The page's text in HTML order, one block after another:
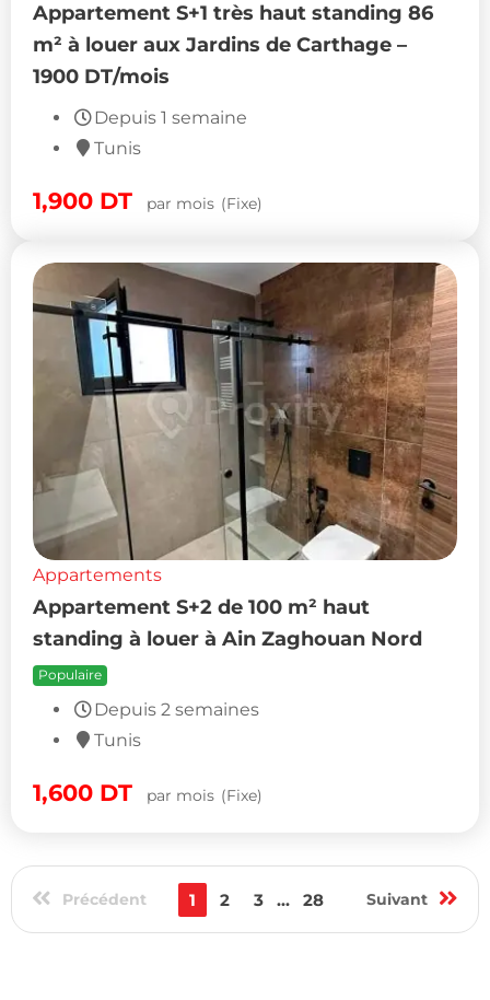
Appartement S+1 très haut standing 86
m² à louer aux Jardins de Carthage –
1900 DT/mois
Depuis 1 semaine
Tunis
1,900 DT par mois (Fixe)
Appartements
Appartement S+2 de 100 m² haut
standing à louer à Ain Zaghouan Nord
Populaire
Depuis 2 semaines
Tunis
1,600 DT par mois (Fixe)
Précédent 1 2 3 ... 28 Suivant